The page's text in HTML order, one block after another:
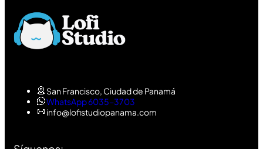
San Francisco, Ciudad de Panamá
WhatsApp 6035-3703
info@lofistudiopanama.com